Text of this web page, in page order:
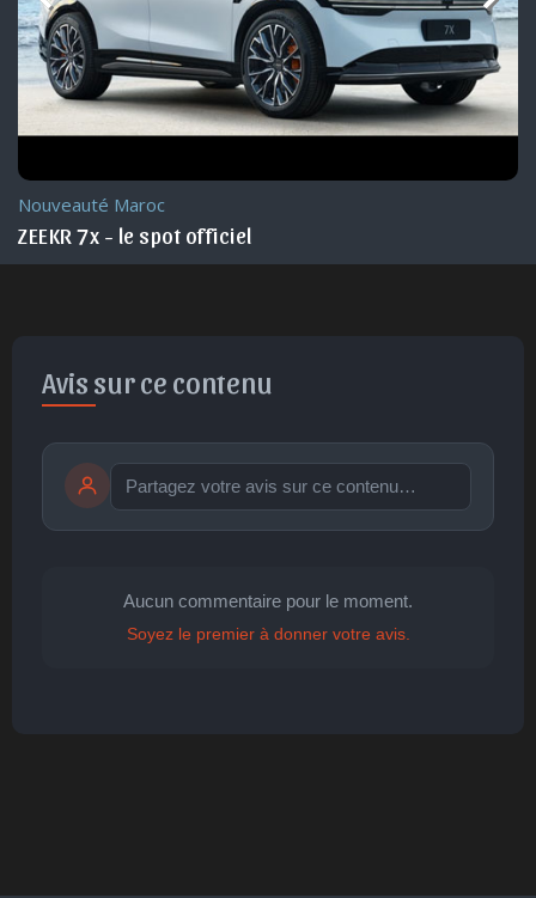
Nouveauté Maroc
ZEEKR 7x - le spot officiel
Avis sur ce contenu
publication immédiate Publier
Aucun commentaire pour le moment.
Soyez le premier à donner votre avis.